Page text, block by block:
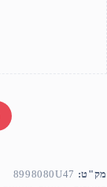
מק"ט: 8998080U47